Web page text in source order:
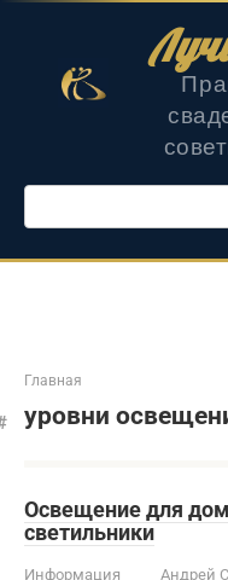
Поиск:
Главная
уровни
Освещение для
светильники
Информация Андрей